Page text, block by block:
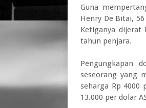
Guna
Henry De Bitai,
Ketiganya dijerat
tahun penjara.
Pengungkapan
seseorang yang
seharga Rp 4000
13.000 per dolar